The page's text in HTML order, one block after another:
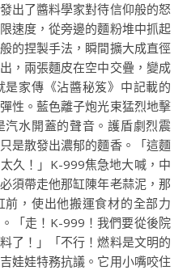
出了醬料學家對待信仰般的怒
速度，從旁邊的麵粉堆中抓起
的捏製手法，瞬間擴大成直徑
，兩張麵皮在空中交疊，變成
家傳《沾醬秘笈》中記載的
性。藍色離子炮光束猛烈地擊
水開蓋的聲音。護盾劇烈震
是散發出濃郁的麵香。「這麵
久！」K-999焦急地大喊，中
須帶走他那缸陳年老蒜泥，那
，使出他搬運食材的全部力
「走！K-999！我們要從後院
了！」「不行！燃料是文明的
娃娃特務抗議。它用小嘴咬住